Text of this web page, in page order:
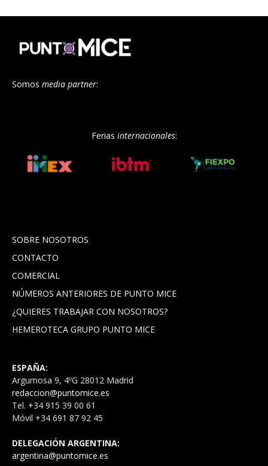
Somos media partner:
Ferias internacionales:
SOBRE NOSOTROS
CONTACTO
COMERCIAL
NÚMEROS ANTERIORES DE PUNTO MICE
¿QUIERES TRABAJAR CON NOSOTROS?
HEMEROTECA GRUPO PUNTO MICE
ESPAÑA:
Argumosa 9, 4ºG 28012 Madrid
redaccion@puntomice.es
Tel. +34 915 39 00 61
Móvil +34 691 87 92 45
DELEGACIÓN ARGENTINA:
argentina@puntomice.es